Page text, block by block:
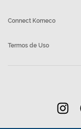
Connect Komeco
Termos de Uso